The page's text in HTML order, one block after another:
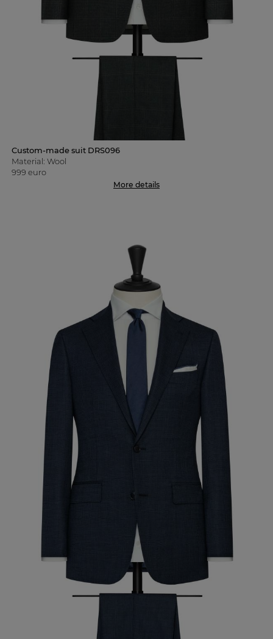
Custom-made suit DRS096
Material: Wool
999 euro
More details